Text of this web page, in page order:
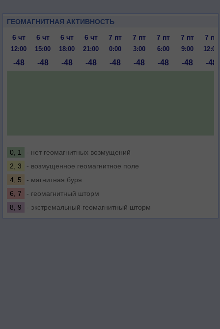
ГЕОМАГНИТНАЯ АКТИВНОСТЬ
6 чт
6 чт 6 чт 6 чт 7 пт 7 пт 7 пт 7 пт 7 пт
12:00 15:00 18:00 21:00 0:00 3:00 6:00 9:00 12:00
-48 -48 -48 -48 -48 -48 -48 -48 -48
0, 1
- нет геомагнитных возмущений
2, 3
- возмущенное геомагнитное поле
4, 5
- магнитная буря
6, 7
- геомагнитный шторм
8, 9
- экстремальный геомагнитный шторм